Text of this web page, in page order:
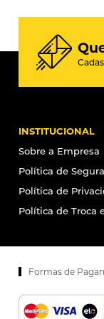
INSTITUCIONAL
Sobre a Empresa
Política de
Política de
Política de Troca
Formas de